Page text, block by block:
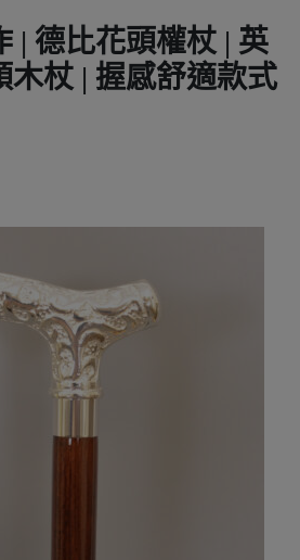
| 德比花頭權杖 | 英
木杖 | 握感舒適款式